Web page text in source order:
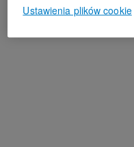
Ustawienia plików cookie